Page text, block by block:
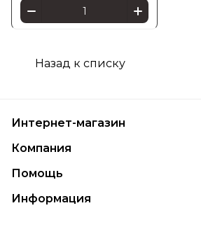
Назад к списку
Интернет-магазин
Компания
Помощь
Информация